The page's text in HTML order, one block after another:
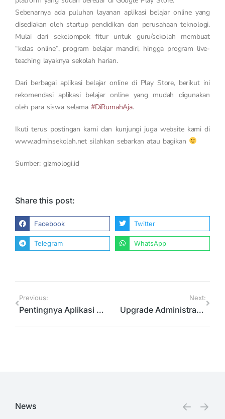
Sebenarnya ada puluhan layanan aplikasi belajar online yang
disediakan oleh startup pendidikan dan perusahaan teknologi.
Mulai dari sekelompok fitur untuk guru/sekolah membuat
“kelas online”, program belajar mandiri, hingga program live-
teaching layaknya sekolah harian.
Dari berbagai aplikasi belajar online di Play Store, berikut ini
rekomendasi aplikasi belajar online yang mudah digunakan
oleh para siswa selama#DiRumahAja.
Ikuti terus postingan kami dan kunjungi juga website kami di
www.adminsekolah.net silahkan sebarkan atau bagikan
Sumber: gizmologi.id
Share this post:
Facebook Twitter
Telegram WhatsApp
Previous:
Pentingnya Aplikasi Manajemen Sekolah
Next:
Upgrade Administrasi Sekolahmu Dengan Admin Sekolah
News